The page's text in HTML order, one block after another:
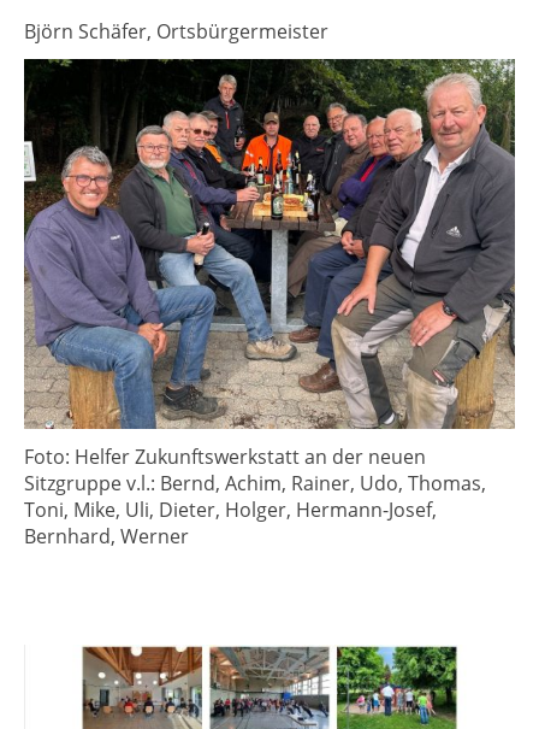
Björn Schäfer, Ortsbürgermeister
Foto: Helfer Zukunftswerkstatt an der neuen
Sitzgruppe v.l.: Bernd, Achim, Rainer, Udo, Thomas,
Toni, Mike, Uli, Dieter, Holger, Hermann-Josef,
Bernhard, Werner